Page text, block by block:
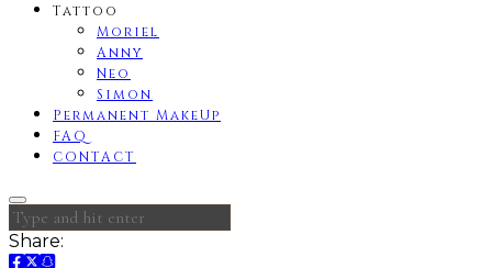
Tattoo
Moriel
Anny
Neo
Simon
Permanent MakeUp
FAQ
CONTACT
Share: